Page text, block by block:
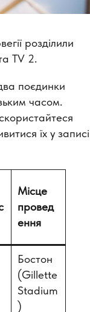
розділили
TV 2.
поєдинки
часом.
їх у записі
Місце
провед
ення
Бостон
(Gillette
Stadium
)